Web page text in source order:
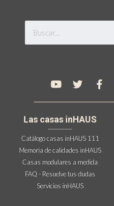
Las casas inHAUS
Catálogo casas inHAUS 111
Memoria de calidades inHAUS
Casas modulares a medida
FAQ - Resuelve tus dudas
Servicios inHAUS